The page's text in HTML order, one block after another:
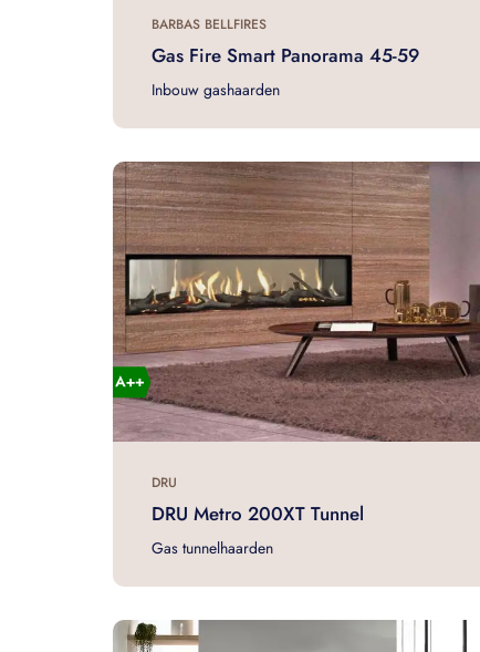
BARBAS BELLFIRES
Gas Fire Smart Panorama 45-59
Inbouw gashaarden
DRU
DRU Metro 200XT Tunnel
Gas tunnelhaarden